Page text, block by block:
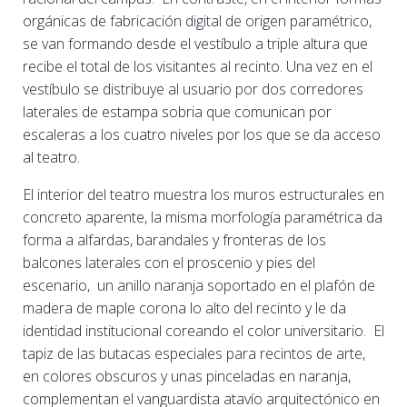
orgánicas de fabricación digital de origen paramétrico,
se van formando desde el vestíbulo a triple altura que
recibe el total de los visitantes al recinto. Una vez en el
vestíbulo se distribuye al usuario por dos corredores
laterales de estampa sobria que comunican por
escaleras a los cuatro niveles por los que se da acceso
al teatro.
El interior del teatro muestra los muros estructurales en
concreto aparente, la misma morfología paramétrica da
forma a alfardas, barandales y fronteras de los
balcones laterales con el proscenio y pies del
escenario, un anillo naranja soportado en el plafón de
madera de maple corona lo alto del recinto y le da
identidad institucional coreando el color universitario. El
tapiz de las butacas especiales para recintos de arte,
en colores obscuros y unas pinceladas en naranja,
complementan el vanguardista atavío arquitectónico en